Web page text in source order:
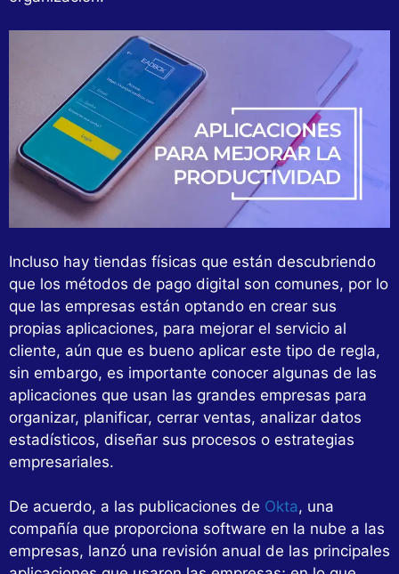
Incluso hay tiendas físicas que están descubriendo
que los métodos de pago digital son comunes, por lo
que las empresas están optando en crear sus
propias aplicaciones, para mejorar el servicio al
cliente, aún que es bueno aplicar este tipo de regla,
sin embargo, es importante conocer algunas de las
aplicaciones que usan las grandes empresas para
organizar, planificar, cerrar ventas, analizar datos
estadísticos, diseñar sus procesos o estrategias
empresariales.
De acuerdo, a las publicaciones de Okta, una
compañía que proporciona software en la nube a las
empresas, lanzó una revisión anual de las principales